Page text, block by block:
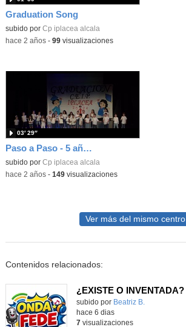
Graduation Song
subido por Cp iplacea alcala
-hace 2 años- 99visualizaciones
Paso a Paso - 5 años B
subido por Cp iplacea alcala
03′ 29″
-hace 2 años- 149visualizaciones
Ver más del mismo centro
Contenidos relacionados:
¿EXISTE O INVENTADA?
Contenido educativo.
subido por Beatriz B.
hace 6 dias
7visualizaciones